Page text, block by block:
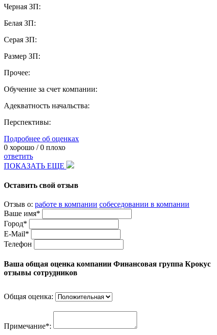
Черная ЗП:
Белая ЗП:
Серая ЗП:
Размер ЗП:
Прочее:
Обучение за счет компании:
Адекватность начальства:
Перспективы:
Подробнее об оценках
0 хорошо /0 плохо
ответить
ПОКАЗАТЬ ЕЩЕ
Оставить свой отзыв
Отзыв о: работе в компании собеседовании в компании
Ваше имя*
Город*
E-Mail*
Телефон
Ваша общая оценка компании Финансовая группа Крокус
отзывы сотрудников
Общая оценка:
Примечание*: